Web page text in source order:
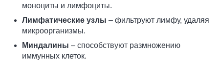
моноциты и лимфоциты.
Лимфатические узлы – фильтруют лимфу, удаляя
микроорганизмы.
Миндалины – способствуют размножению
иммунных клеток.